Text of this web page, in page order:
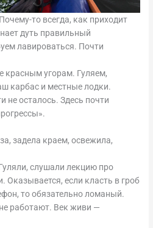
то всегда, как приходит
дуть правильный
лавироваться. Почти
красным угорам. Гуляем,
карбас и местные лодки.
не осталось. Здесь почти
задела краем, освежила,
слушали лекцию про
Оказывается, если класть в гроб
то обязательно ломаный.
работают. Век живи —